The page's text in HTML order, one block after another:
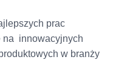
prac
na innowacyjnych
w branży